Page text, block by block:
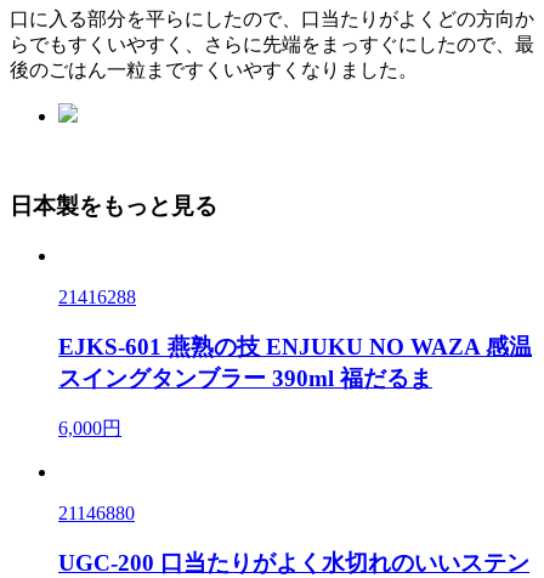
口に入る部分を平らにしたので、口当たりがよくどの方向か
らでもすくいやすく、さらに先端をまっすぐにしたので、最
後のごはん一粒まですくいやすくなりました。
日本製をもっと見る
21416288
EJKS-601 燕熟の技 ENJUKU NO WAZA 感温
スイングタンブラー 390ml 福だるま
6,000円
21146880
UGC-200 口当たりがよく水切れのいいステン